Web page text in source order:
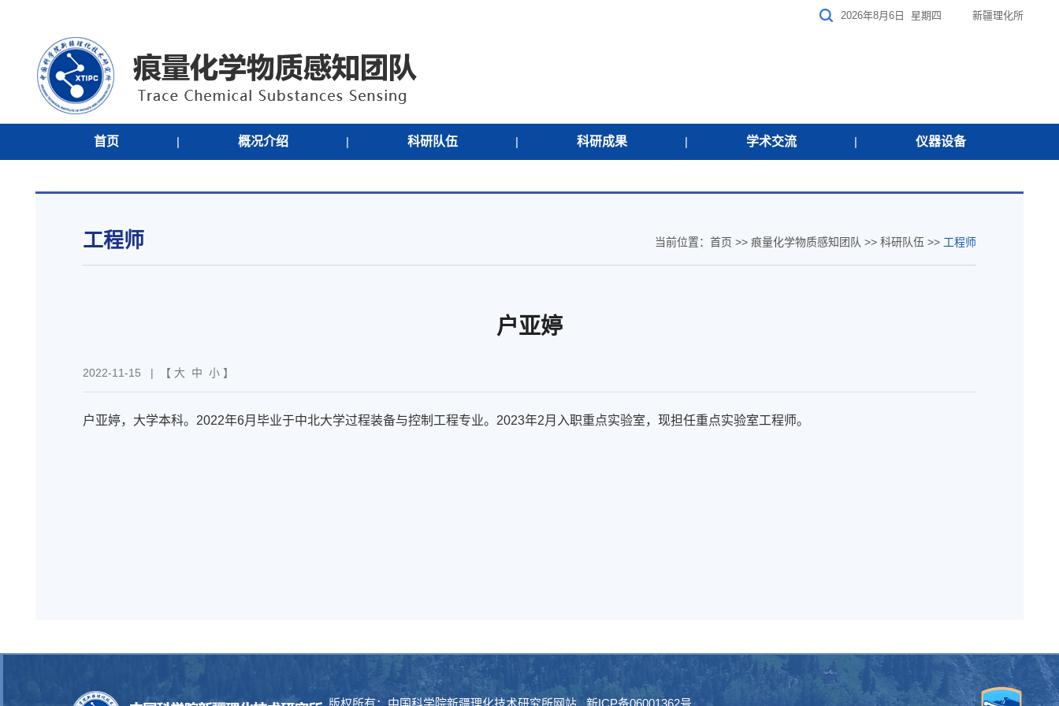
2026年8月6日 星期四 新疆理化所
首页 | 概况介绍 | 科研队伍 | 科研成果 | 学术交流 | 仪器设备
当前位置： 首页 >> 痕量化学物质感知团队 >> 科研队伍 >> 工程师
工程师
户亚婷
2022-11-15 | 【 大 中 小 】
户亚婷，大学本科。2022年6月毕业于中北大学过程装备与控制工程专业。2023年2月入职重点实验室，现担任重点实验室工程师。
版权所有：中国科学院新疆理化技术研究所网站 新ICP备06001362号